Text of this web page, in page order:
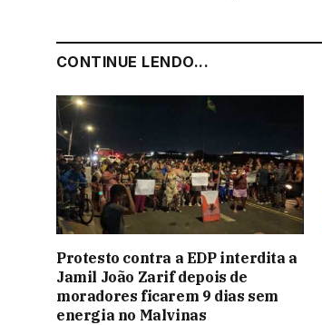
CONTINUE LENDO...
Protesto contra a EDP interdita a
Jamil João Zarif depois de
moradores ficarem 9 dias sem
energia no Malvinas